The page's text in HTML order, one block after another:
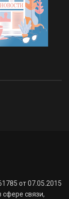
от 07.05.2015
связи,